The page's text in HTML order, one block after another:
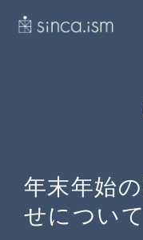
年末年始
せについて